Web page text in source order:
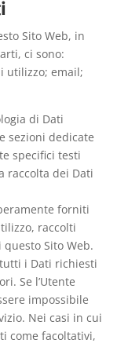
Sito Web, in
ci sono:
utilizzo; email;
di Dati
sezioni dedicate
specifici testi
raccolta dei Dati
forniti
raccolti
Sito Web.
i Dati richiesti
Se l’Utente
impossibile
Nei casi in cui
come facoltativi,